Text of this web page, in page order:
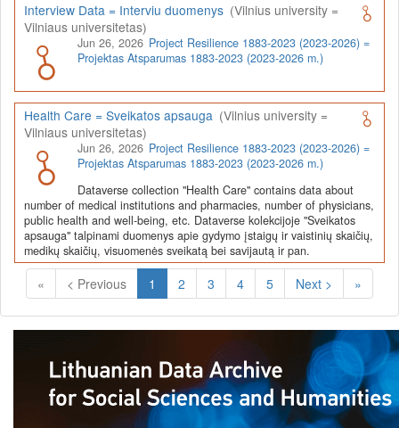
Interview Data = Interviu duomenys (Vilnius university =
Vilniaus universitetas)
Jun 26, 2026 Project Resilience 1883-2023 (2023-2026) =
Projektas Atsparumas 1883-2023 (2023-2026 m.)
Health Care = Sveikatos apsauga (Vilnius university =
Vilniaus universitetas)
Jun 26, 2026 Project Resilience 1883-2023 (2023-2026) =
Projektas Atsparumas 1883-2023 (2023-2026 m.)
Dataverse collection "Health Care" contains data about
number of medical institutions and pharmacies, number of physicians,
public health and well-being, etc. Dataverse kolekcijoje "Sveikatos
apsauga" talpinami duomenys apie gydymo įstaigų ir vaistinių skaičių,
medikų skaičių, visuomenės sveikatą bei savijautą ir pan.
« < Previous 1 (Current)
2 3 4 5 Next > »